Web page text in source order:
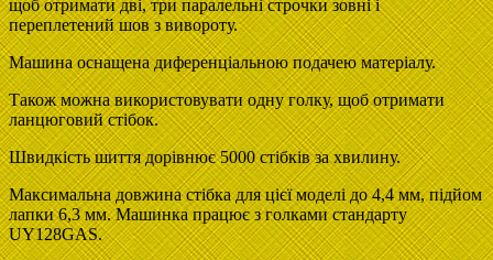
щоб отримати дві, три паралельні строчки зовні і
переплетений шов з вивороту.
Машина оснащена диференціальною подачею матеріалу.
Також можна використовувати одну голку, щоб отримати
ланцюговий стібок.
Швидкість шиття дорівнює 5000 стібків за хвилину.
Максимальна довжина стібка для цієї моделі до 4,4 мм, підйом
лапки 6,3 мм. Машинка працює з голками стандарту
UY128GAS.